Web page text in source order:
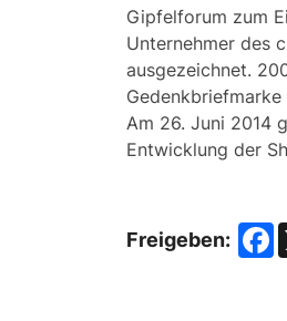
Gipfelforum zum
Unternehmer des
ausgezeichnet.
Am 26. Juni 2014
Entwicklung der
Freigeben: